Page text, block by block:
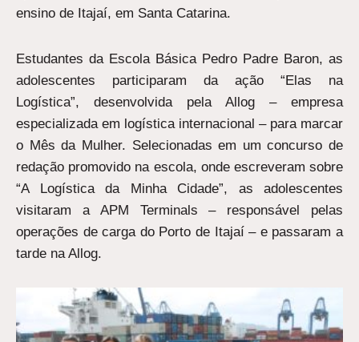
ensino de Itajaí, em Santa Catarina.
Estudantes da Escola Básica Pedro Padre Baron, as
adolescentes participaram da ação “Elas na
Logística”, desenvolvida pela Allog – empresa
especializada em logística internacional – para marcar
o Mês da Mulher. Selecionadas em um concurso de
redação promovido na escola, onde escreveram sobre
“A Logística da Minha Cidade”, as adolescentes
visitaram a APM Terminals – responsável pelas
operações de carga do Porto de Itajaí – e passaram a
tarde na Allog.